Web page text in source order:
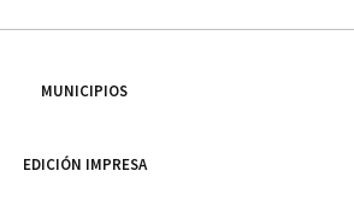
MUNICIPIOS
EDICIÓN IMPRESA